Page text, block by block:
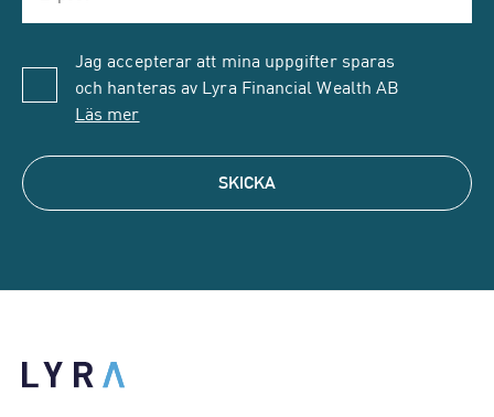
Jag accepterar att mina uppgifter sparas
och hanteras av Lyra Financial Wealth AB
Läs mer
SKICKA